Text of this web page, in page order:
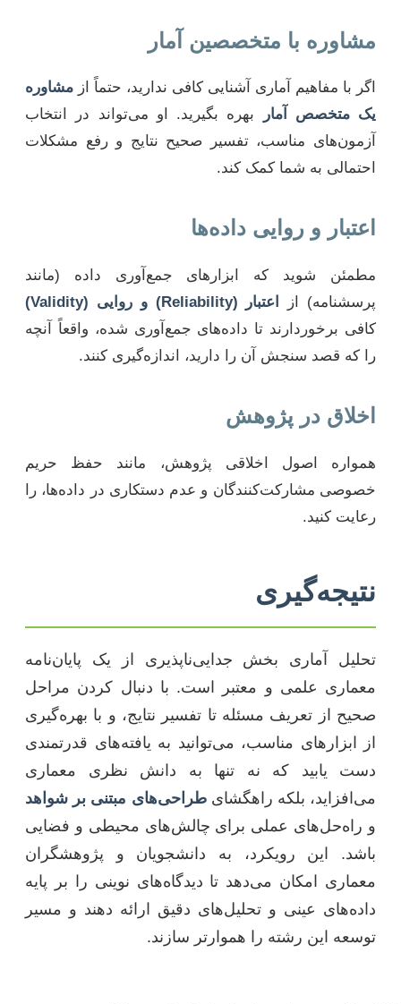
مشاوره با متخصصین آمار
اگر با مفاهیم آماری آشنایی کافی ندارید، حتماً از مشاوره
یک متخصص آمار
بهره بگیرید. او می‌تواند در انتخاب
آزمون‌های مناسب، تفسیر صحیح نتایج و رفع مشکلات
احتمالی به شما کمک کند.
اعتبار و روایی داده‌ها
مطمئن شوید که ابزارهای جمع‌آوری داده (مانند
پرسشنامه) از
اعتبار (Reliability) و روایی (Validity)
کافی برخوردارند تا داده‌های جمع‌آوری شده، واقعاً آنچه
را که قصد سنجش آن را دارید، اندازه‌گیری کنند.
اخلاق در پژوهش
همواره اصول اخلاقی پژوهش، مانند حفظ حریم
خصوصی مشارکت‌کنندگان و عدم دستکاری در داده‌ها، را
رعایت کنید.
نتیجه‌گیری
تحلیل آماری بخش جدایی‌ناپذیری از یک پایان‌نامه
معماری علمی و معتبر است. با دنبال کردن مراحل
صحیح از تعریف مسئله تا تفسیر نتایج، و با بهره‌گیری
از ابزارهای مناسب، می‌توانید به یافته‌های قدرتمندی
دست یابید که نه تنها به دانش نظری معماری
می‌افزاید، بلکه راهگشایطراحی‌های مبتنی بر شواهد
و راه‌حل‌های عملی برای چالش‌های محیطی و فضایی
باشد. این رویکرد، به دانشجویان و پژوهشگران
معماری امکان می‌دهد تا دیدگاه‌های نوینی را بر پایه
داده‌های عینی و تحلیل‌های دقیق ارائه دهند و مسیر
توسعه این رشته را هموارتر سازند.